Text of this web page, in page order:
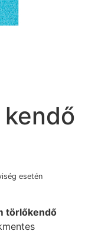
kendő
esetén
törlőkendő